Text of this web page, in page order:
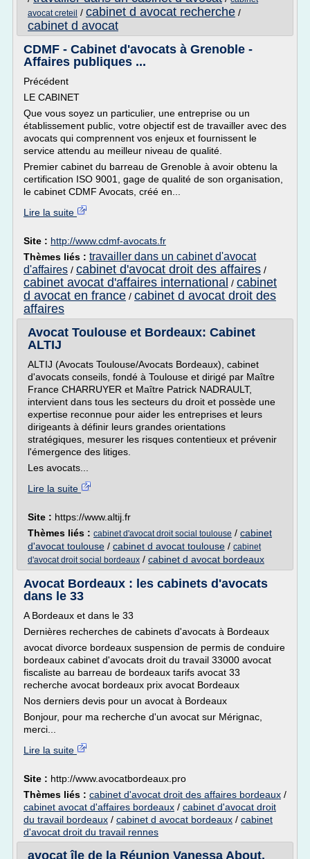
avocat creteil / cabinet d avocat recherche /
cabinet d avocat
CDMF - Cabinet d'avocats à Grenoble -
Affaires publiques ...
Précédent
LE CABINET
Que vous soyez un particulier, une entreprise ou un
établissement public, votre objectif est de travailler avec des
avocats qui comprennent vos enjeux et fournissent le
service attendu au meilleur niveau de qualité.
Premier cabinet du barreau de Grenoble à avoir obtenu la
certification ISO 9001, gage de qualité de son organisation,
le cabinet CDMF Avocats, créé en...
Lire la suite
Site : http://www.cdmf-avocats.fr
Thèmes liés : travailler dans un cabinet d'avocat
d'affaires / cabinet d'avocat droit des affaires /
cabinet avocat d'affaires international / cabinet
d avocat en france / cabinet d avocat droit des
affaires
Avocat Toulouse et Bordeaux: Cabinet
ALTIJ
ALTIJ (Avocats Toulouse/Avocats Bordeaux), cabinet
d'avocats conseils, fondé à Toulouse et dirigé par Maître
France CHARRUYER et Maître Patrick NADRAULT,
intervient dans tous les secteurs du droit et possède une
expertise reconnue pour aider les entreprises et leurs
dirigeants à définir leurs grandes orientations
stratégiques, mesurer les risques contentieux et prévenir
l'émergence des litiges.
Les avocats...
Lire la suite
Site : https://www.altij.fr
Thèmes liés : cabinet d'avocat droit social toulouse / cabinet
d'avocat toulouse / cabinet d avocat toulouse / cabinet
d'avocat droit social bordeaux / cabinet d avocat bordeaux
Avocat Bordeaux : les cabinets d'avocats
dans le 33
A Bordeaux et dans le 33
Dernières recherches de cabinets d'avocats à Bordeaux
avocat divorce bordeaux suspension de permis de conduire
bordeaux cabinet d'avocats droit du travail 33000 avocat
fiscaliste au barreau de bordeaux tarifs avocat 33
recherche avocat bordeaux prix avocat Bordeaux
Nos derniers devis pour un avocat à Bordeaux
Bonjour, pour ma recherche d'un avocat sur Mérignac,
merci...
Lire la suite
Site : http://www.avocatbordeaux.pro
Thèmes liés : cabinet d'avocat droit des affaires bordeaux /
cabinet avocat d'affaires bordeaux / cabinet d'avocat droit
du travail bordeaux / cabinet d avocat bordeaux / cabinet
d'avocat droit du travail rennes
avocat île de la Réunion Vanessa About,